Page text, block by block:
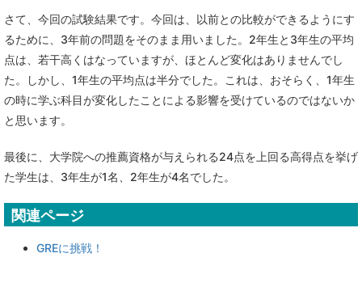
さて、今回の試験結果です。今回は、以前との比較ができるようにす
るために、3年前の問題をそのまま用いました。2年生と3年生の平均
点は、若干高くはなっていますが、ほとんど変化はありませんでし
た。しかし、1年生の平均点は半分でした。これは、おそらく、1年生
の時に学ぶ科目が変化したことによる影響を受けているのではないか
と思います。
最後に、大学院への推薦資格が与えられる24点を上回る高得点を挙げ
た学生は、3年生が1名、2年生が4名でした。
関連ページ
GREに挑戦！